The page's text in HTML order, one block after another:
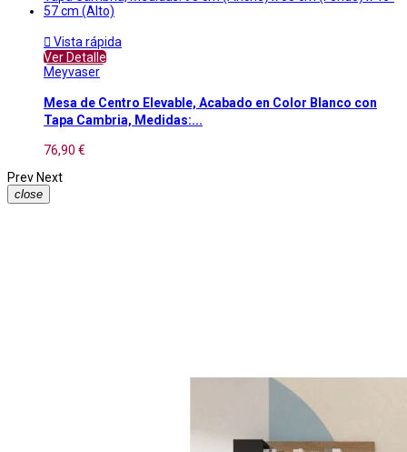
 Vista rápida
Ver Detalle
Meyvaser
Mesa de Centro Elevable, Acabado en Color Blanco con
Tapa Cambria, Medidas:...
76,90 €
Prev Next
close